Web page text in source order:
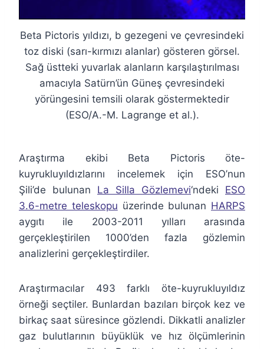
Beta Pictoris yıldızı, b gezegeni ve çevresindeki
toz diski (sarı-kırmızı alanlar) gösteren görsel.
Sağ üstteki yuvarlak alanların karşılaştırılması
amacıyla Satürn’ün Güneş çevresindeki
yörüngesini temsili olarak göstermektedir
(ESO/A.-M. Lagrange et al.).
Araştırma ekibi Beta Pictoris öte-
kuyrukluyıldızlarını incelemek için ESO’nun
Şili’de bulunan La Silla Gözlemevi‘ndeki ESO
3.6-metre teleskopu üzerinde bulunan HARPS
aygıtı ile 2003-2011 yılları arasında
gerçekleştirilen 1000’den fazla gözlemin
analizlerini gerçekleştirdiler.
Araştırmacılar 493 farklı öte-kuyrukluyıldız
örneği seçtiler. Bunlardan bazıları birçok kez ve
birkaç saat süresince gözlendi. Dikkatli analizler
gaz bulutlarının büyüklük ve hız ölçümlerinin